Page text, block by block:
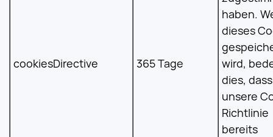
cookiesDirective 365 Tage
haben.
dieses
wird,
dies,
unsere
Richtlinie
bereits